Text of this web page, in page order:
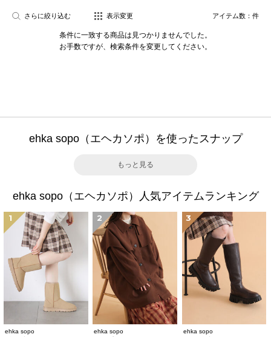
さらに絞り込む 表示変更 アイテム数： 件
条件に一致する商品は見つかりませんでした。
お手数ですが、検索条件を変更してください。
ehka sopo（エヘカソポ）を使ったスナップ
もっと見る
ehka sopo（エヘカソポ）人気アイテムランキング
1
ehka sopo
2
ehka sopo
3
ehka sopo